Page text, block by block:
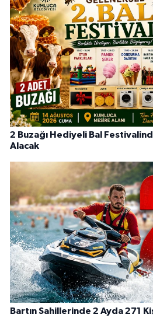
2 Buzağı Hediyeli Bal
Alacak
Bartın Sahillerinde 2 Ayda 271